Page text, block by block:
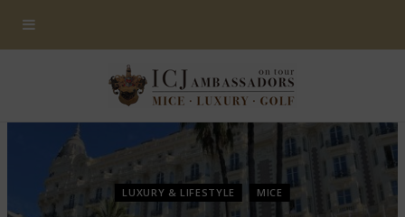
LUXURY & LIFESTYLE MICE